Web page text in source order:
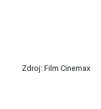
Zdroj: Film Cinemax